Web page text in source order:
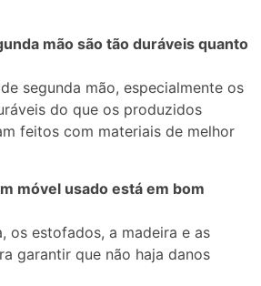
mão são tão duráveis quanto
de segunda mão, especialmente os
do que os produzidos
feitos com materiais de melhor
móvel usado está em bom
os estofados, a madeira e as
garantir que não haja danos